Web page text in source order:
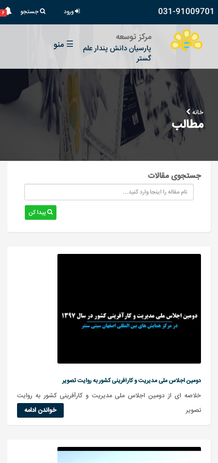
031-91009701 ورود جستجو ۶
مرکز توسعه
پارسیان دانش پندار علم
گستر
☰ منو
خانه
مطالب
جستجوی مقالات
پیدا کن
دومین اجلاس ملی مدیریت و کارآفرینی کشور به روایت تصویر
خلاصه ای از دومین اجلاس ملی مدیریت و کارآفرینی کشور به روایت
تصویر
خواندن ادامه